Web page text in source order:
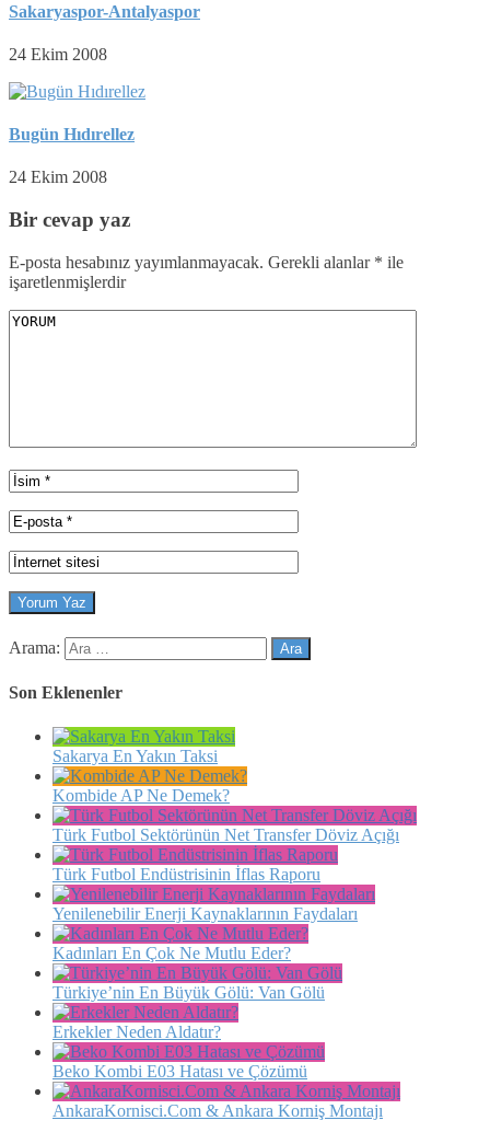
Sakaryaspor-Antalyaspor
24 Ekim 2008
Bugün Hıdırellez
24 Ekim 2008
Bir cevap yaz
E-posta hesabınız yayımlanmayacak. Gerekli alanlar * ile
işaretlenmişlerdir
Arama:
Son Eklenenler
Sakarya En Yakın Taksi
Kombide AP Ne Demek?
Türk Futbol Sektörünün Net Transfer Döviz Açığı
Türk Futbol Endüstrisinin İflas Raporu
Yenilenebilir Enerji Kaynaklarının Faydaları
Kadınları En Çok Ne Mutlu Eder?
Türkiye’nin En Büyük Gölü: Van Gölü
Erkekler Neden Aldatır?
Beko Kombi E03 Hatası ve Çözümü
AnkaraKornisci.Com & Ankara Korniş Montajı